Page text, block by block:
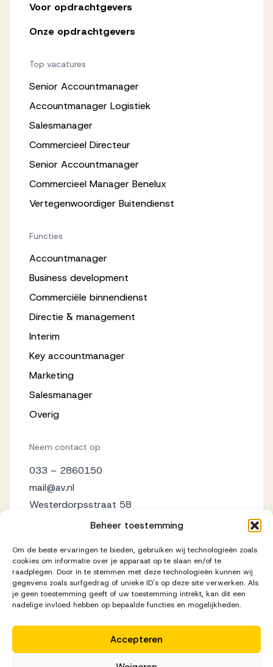
Beheer toestemming
Om de beste ervaringen te bieden, gebruiken wij technologieën zoals
cookies om informatie over je apparaat op te slaan en/of te
raadplegen. Door in te stemmen met deze technologieën kunnen wij
gegevens zoals surfgedrag of unieke ID's op deze site verwerken. Als
je geen toestemming geeft of uw toestemming intrekt, kan dit een
nadelige invloed hebben op bepaalde functies en mogelijkheden.
Accepteren
Voor opdrachtgevers
Onze opdrachtgevers
Top vacatures
Senior Accountmanager
Accountmanager Logistiek
Salesmanager
Commercieel Directeur
Senior Accountmanager
Commercieel Manager Benelux
Vertegenwoordiger Buitendienst
Functies
Accountmanager
Business development
Commerciële binnendienst
Directie & management
Interim
Key accountmanager
Marketing
Salesmanager
Overig
Neem contact op
033 – 2860150
mail@av.nl
Westerdorpsstraat 58
3871 AZ Hoevelaken
Privacy Statement